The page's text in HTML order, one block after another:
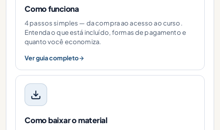
Como funciona
4 passos simples — da compra ao acesso ao curso.
Entenda o que está incluído, formas de pagamento e
quanto você economiza.
Ver guia completo
Como baixar o material